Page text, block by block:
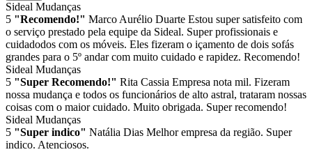
Sideal Mudanças
5 "Recomendo!" Marco Aurélio Duarte Estou super satisfeito com
o serviço prestado pela equipe da Sideal. Super profissionais e
cuidadodos com os móveis. Eles fizeram o içamento de dois sofás
grandes para o 5º andar com muito cuidado e rapidez. Recomendo!
Sideal Mudanças
5 "Super Recomendo!" Rita Cassia Empresa nota mil. Fizeram
nossa mudança e todos os funcionários de alto astral, trataram nossas
coisas com o maior cuidado. Muito obrigada. Super recomendo!
Sideal Mudanças
5 "Super indico" Natália Dias Melhor empresa da região. Super
indico. Atenciosos.